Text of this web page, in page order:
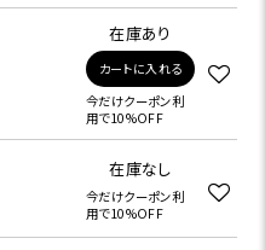
在庫あり
カートに入れる
今だけクーポン利
用で10%OFF
在庫なし
今だけクーポン利
用で10%OFF